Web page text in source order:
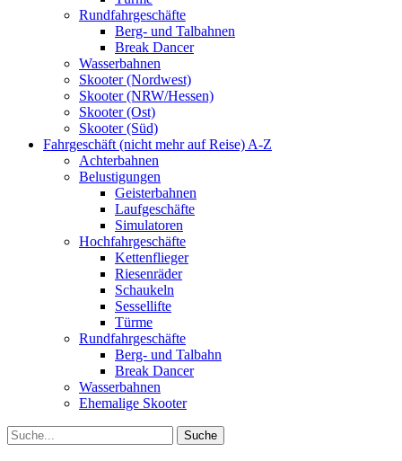
Rundfahrgeschäfte
Berg- und Talbahnen
Break Dancer
Wasserbahnen
Skooter (Nordwest)
Skooter (NRW/Hessen)
Skooter (Ost)
Skooter (Süd)
Fahrgeschäft (nicht mehr auf Reise) A-Z
Achterbahnen
Belustigungen
Geisterbahnen
Laufgeschäfte
Simulatoren
Hochfahrgeschäfte
Kettenflieger
Riesenräder
Schaukeln
Sessellifte
Türme
Rundfahrgeschäfte
Berg- und Talbahn
Break Dancer
Wasserbahnen
Ehemalige Skooter